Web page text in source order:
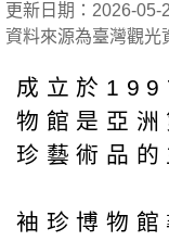
更新日期：2026-05-
資料來源為臺灣觀光
成立於
物館是亞
珍藝術品的
袖珍博物